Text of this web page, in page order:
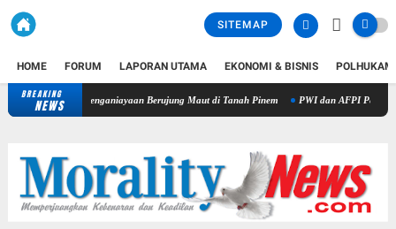
SITEMAP
HOME FORUM LAPORAN UTAMA EKONOMI & BISNIS POLHUKAM
BREAKING
NEWS
Ungkap Penganiayaan Berujung Maut di Tanah Pinem PWI dan AFPI Perkuat Literasi